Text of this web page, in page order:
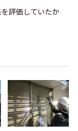
評価していたか